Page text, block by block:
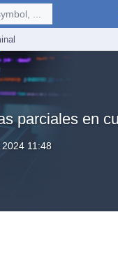
...
parciales en
11:48